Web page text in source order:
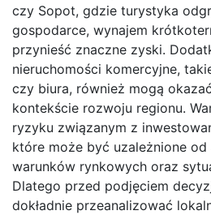
czy Sopot, gdzie turystyka
gospodarce, wynajem
przynieść znaczne zyski.
nieruchomości komercyjne,
czy biura, również mogą
kontekście rozwoju regionu.
ryzyku związanym z
które może być uzależnione od
warunków rynkowych oraz
Dlatego przed podjęciem
dokładnie przeanalizować